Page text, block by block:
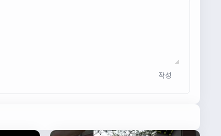
작성